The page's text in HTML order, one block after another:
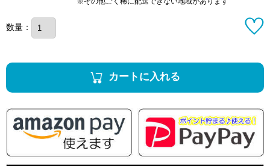
数量：
カートに入れる